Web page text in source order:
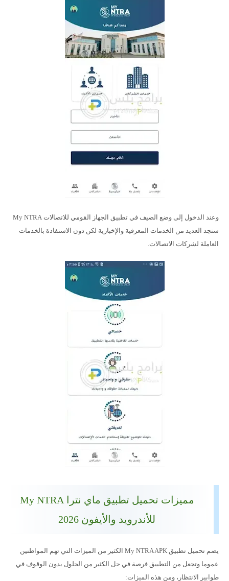
وعند الدخول إلى وضع الضيف في تطبيق الجهاز القومي للاتصالات My NTRA
ستجد العديد من الخدمات المعرفية والإخبارية لكن دون الاستفادة بالخدمات
العاملة لشركات الاتصالات.
مميزات تحميل تطبيق ماي نترا My NTRA
للأندرويد والأيفون 2026
يضم تحميل تطبيق My NTRA APK الكثير من الميزات التي تهم المواطنين
عموما وتجعل من التطبيق فرصة في حل الكثير من الحلول بدون الوقوف في
طوابير الانتظار، ومن هذه الميزات: